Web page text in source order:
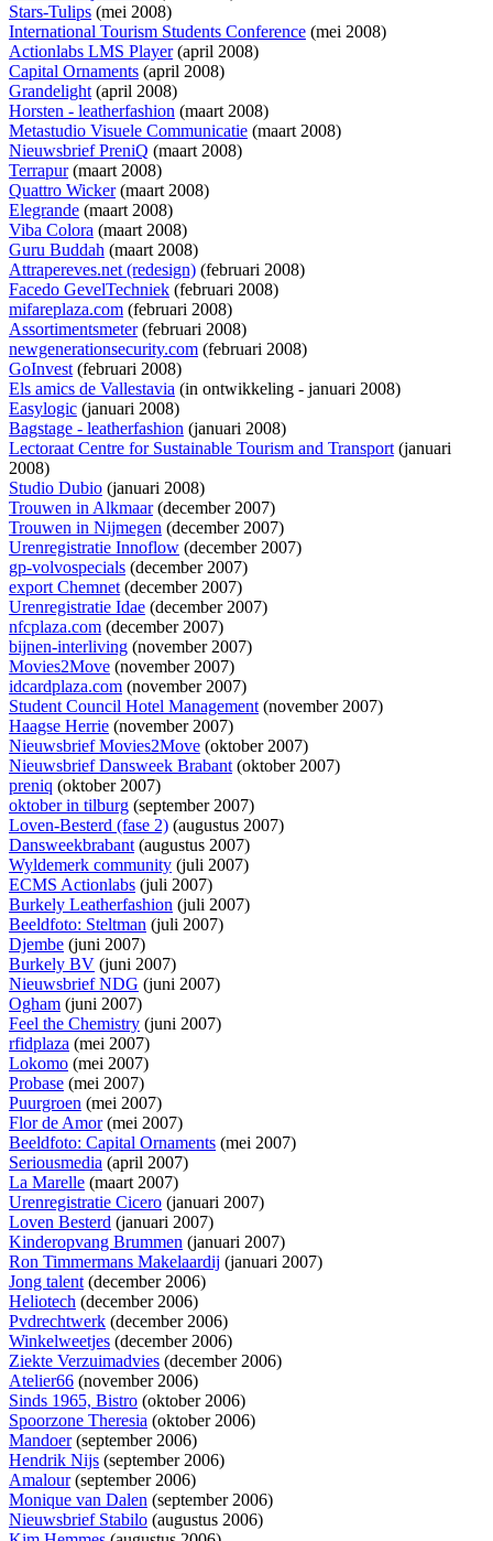
Stars-Tulips (mei 2008)
International Tourism Students Conference (mei 2008)
Actionlabs LMS Player(april 2008)
Capital Ornaments (april 2008)
Grandelight(april 2008)
Horsten - leatherfashion (maart 2008)
Metastudio Visuele Communicatie (maart 2008)
Nieuwsbrief PreniQ (maart 2008)
Terrapur(maart 2008)
Quattro Wicker(maart 2008)
Elegrande (maart 2008)
Viba Colora (maart 2008)
Guru Buddah (maart 2008)
Attrapereves.net (redesign) (februari 2008)
Facedo GevelTechniek (februari 2008)
mifareplaza.com (februari 2008)
Assortimentsmeter(februari 2008)
newgenerationsecurity.com (februari 2008)
GoInvest(februari 2008)
Els amics de Vallestavia (in ontwikkeling - januari 2008)
Easylogic (januari 2008)
Bagstage - leatherfashion (januari 2008)
Lectoraat Centre for Sustainable Tourism and Transport(januari
2008)
Studio Dubio (januari 2008)
Trouwen in Alkmaar(december 2007)
Trouwen in Nijmegen (december 2007)
Urenregistratie Innoflow (december 2007)
gp-volvospecials (december 2007)
export Chemnet(december 2007)
Urenregistratie Idae (december 2007)
nfcplaza.com (december 2007)
bijnen-interliving (november 2007)
Movies2Move (november 2007)
idcardplaza.com (november 2007)
Student Council Hotel Management(november 2007)
Haagse Herrie (november 2007)
Nieuwsbrief Movies2Move (oktober 2007)
Nieuwsbrief Dansweek Brabant(oktober 2007)
preniq (oktober 2007)
oktober in tilburg (september 2007)
Loven-Besterd (fase 2) (augustus 2007)
Dansweekbrabant(augustus 2007)
Wyldemerk community (juli 2007)
ECMS Actionlabs (juli 2007)
Burkely Leatherfashion (juli 2007)
Beeldfoto: Steltman (juli 2007)
Djembe (juni 2007)
Burkely BV (juni 2007)
Nieuwsbrief NDG (juni 2007)
Ogham (juni 2007)
Feel the Chemistry (juni 2007)
rfidplaza (mei 2007)
Lokomo (mei 2007)
Probase (mei 2007)
Puurgroen (mei 2007)
Flor de Amor(mei 2007)
Beeldfoto: Capital Ornaments (mei 2007)
Seriousmedia (april 2007)
La Marelle (maart 2007)
Urenregistratie Cicero (januari 2007)
Loven Besterd (januari 2007)
Kinderopvang Brummen (januari 2007)
Ron Timmermans Makelaardij (januari 2007)
Jong talent(december 2006)
Heliotech (december 2006)
Pvdrechtwerk (december 2006)
Winkelweetjes (december 2006)
Ziekte Verzuimadvies (december 2006)
Atelier66 (november 2006)
Sinds 1965, Bistro (oktober 2006)
Spoorzone Theresia (oktober 2006)
Mandoer(september 2006)
Hendrik Nijs (september 2006)
Amalour(september 2006)
Monique van Dalen (september 2006)
Nieuwsbrief Stabilo (augustus 2006)